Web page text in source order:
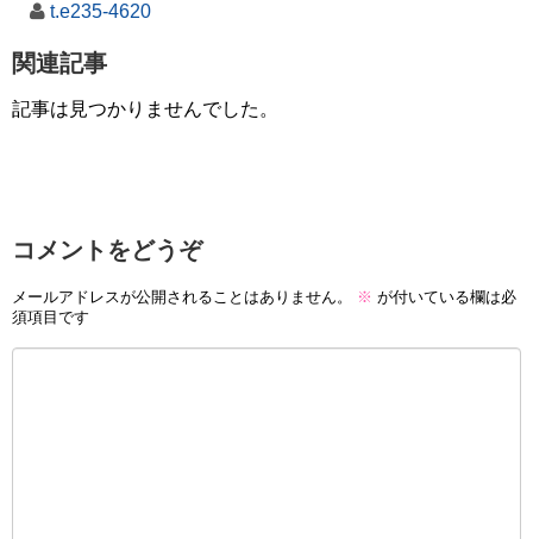
t.e235-4620
関連記事
記事は見つかりませんでした。
コメントをどうぞ
メールアドレスが公開されることはありません。 ※ が付いている欄は必
須項目です